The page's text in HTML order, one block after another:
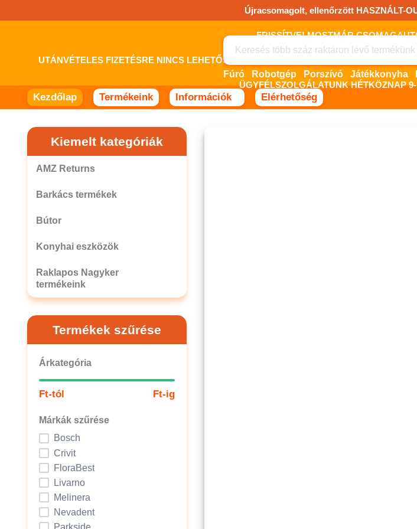
a
Újracsomagolt, ellenőrzött HASZNÁLT-
FRISSÍTVE! MOSTMÁR
UTÁNVÉTELES FIZETÉSRE NINCS LEHETŐSÉG! FIZETNI ONLINE BANKKÁRTYÁVAL
ÜGYFÉLSZOLGÁLATUNK HÉTKÖZNAP
Fúró Robotgép Porszívó
Kezdőlap Termékeink Információk Elérhetőség
Kiemelt kategóriák
AMZ Returns
Barkács termékek
Bútor
Konyhai eszközök
Raklapos Nagyker
termékeink
Termékek szűrése
Árkategória
Ft-tól Ft-ig
Márkák szűrése
Bosch
Crivit
FloraBest
Livarno
Melinera
Nevadent